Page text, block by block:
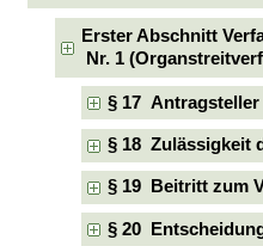
Erster Abschnitt
Nr. 1
§ 17
§ 18 Zulässigkeit
§ 19 Beitritt zum
§ 20